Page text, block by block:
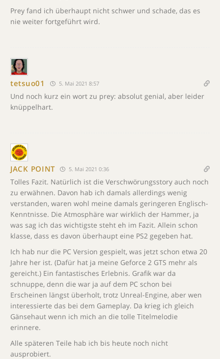
Prey fand ich überhaupt nicht schwer und schade, das es
nie weiter fortgeführt wird.
tetsuo01 5. Mai 2021 8:57
Und noch kurz ein wort zu prey: absolut genial, aber leider
knüppelhart.
JACK POINT 5. Mai 2021 0:36
Tolles Fazit. Natürlich ist die Verschwörungsstory auch noch
zu erwähnen. Davon hab ich damals allerdings wenig
verstanden, waren wohl meine damals geringeren Englisch-
Kenntnisse. Die Atmosphäre war wirklich der Hammer, ja
was sag ich das wichtigste steht eh im Fazit. Allein schon
klasse, dass es davon überhaupt eine PS2 gegeben hat.
Ich hab nur die PC Version gespielt, was jetzt schon etwa 20
Jahre her ist. (Dafür hat ja meine Geforce 2 GTS mehr als
gereicht.) Ein fantastisches Erlebnis. Grafik war da
schnuppe, denn die war ja auf dem PC schon bei
Erscheinen längst überholt, trotz Unreal-Engine, aber wen
interessierte das bei dem Gameplay. Da krieg ich gleich
Gänsehaut wenn ich mich an die tolle Titelmelodie
erinnere.
Alle späteren Teile hab ich bis heute noch nicht
ausprobiert.